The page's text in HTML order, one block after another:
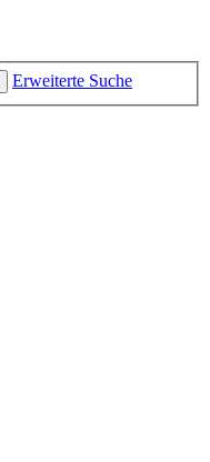
Erweiterte Suche